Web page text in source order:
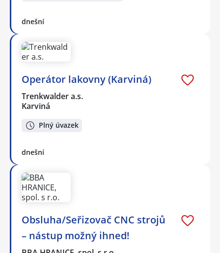
dnešní
Operátor lakovny (Karviná)
Trenkwalder a.s.
Karviná
Plný úvazek
dnešní
Obsluha/Seřizovač CNC strojů
– nástup možný ihned!